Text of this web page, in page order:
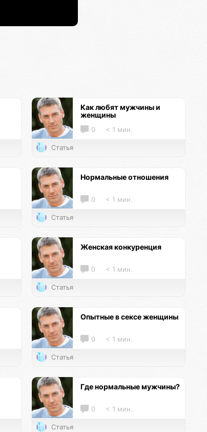
Как любят мужчины и
женщины
0 < 1 мин.
Статья
Нормальные отношения
0 < 1 мин.
Статья
Женская конкуренция
0 < 1 мин.
Статья
Опытные в сексе женщины
0 < 1 мин.
Статья
Где нормальные мужчины?
0 < 1 мин.
Статья